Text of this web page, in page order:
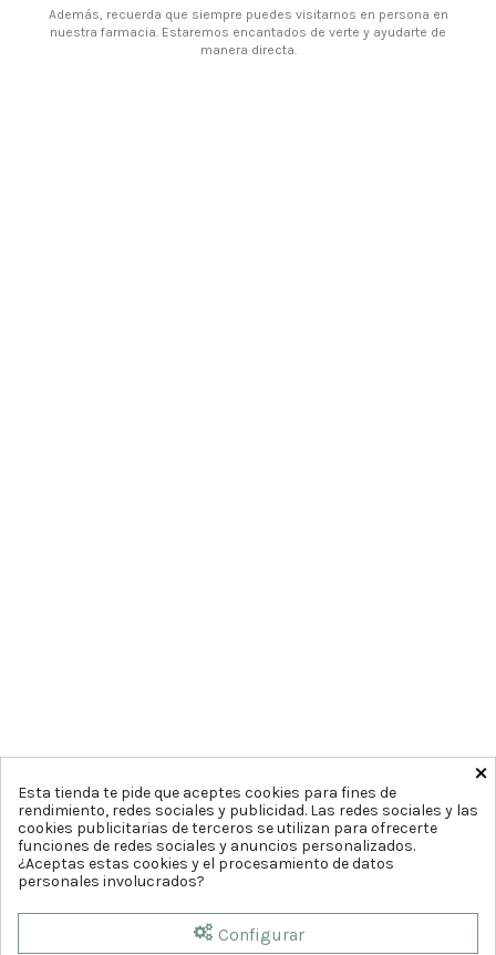
Además, recuerda que siempre puedes visitarnos en persona en
nuestra farmacia. Estaremos encantados de verte y ayudarte de
manera directa.
×
Esta tienda te pide que aceptes cookies para fines de
rendimiento, redes sociales y publicidad. Las redes sociales y las
cookies publicitarias de terceros se utilizan para ofrecerte
funciones de redes sociales y anuncios personalizados.
¿Aceptas estas cookies y el procesamiento de datos
personales involucrados?
Configurar